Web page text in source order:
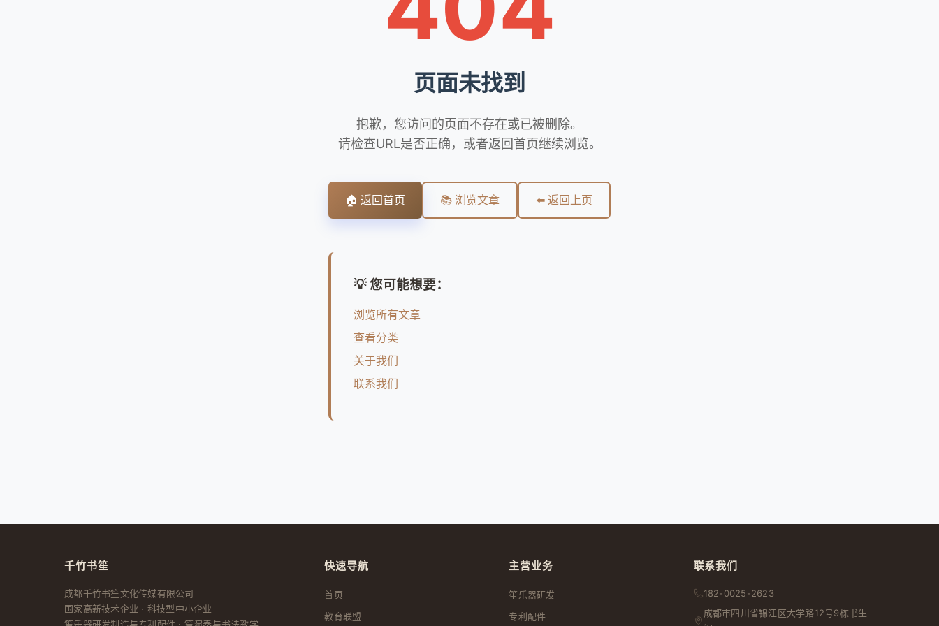
页面未找到
抱歉，您访问的页面不存在或已被删除。
请检查URL是否正确，或者返回首页继续浏览。
🏠 返回首页 📚 浏览文章 ⬅️ 返回上页
💡 您可能想要：
浏览所有文章
查看分类
关于我们
联系我们
千竹书笙
成都千竹书笙文化传媒有限公司
国家高新技术企业 · 科技型中小企业
快速导航
首页
教育联盟
主营业务
笙乐器研发
专利配件
联系我们
182-0025-2623
成都市四川省锦江区大学路12号9栋书生